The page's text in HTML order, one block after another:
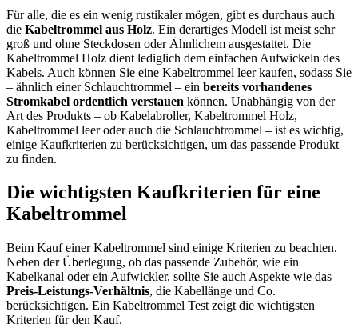
Für alle, die es ein wenig rustikaler mögen, gibt es durchaus auch
die Kabeltrommel aus Holz. Ein derartiges Modell ist meist sehr
groß und ohne Steckdosen oder Ähnlichem ausgestattet. Die
Kabeltrommel Holz dient lediglich dem einfachen Aufwickeln des
Kabels. Auch können Sie eine Kabeltrommel leer kaufen, sodass Sie
– ähnlich einer Schlauchtrommel – ein bereits vorhandenes
Stromkabel ordentlich verstauen können. Unabhängig von der
Art des Produkts – ob Kabelabroller, Kabeltrommel Holz,
Kabeltrommel leer oder auch die Schlauchtrommel – ist es wichtig,
einige Kaufkriterien zu berücksichtigen, um das passende Produkt
zu finden.
Die wichtigsten Kaufkriterien für eine
Kabeltrommel
Beim Kauf einer Kabeltrommel sind einige Kriterien zu beachten.
Neben der Überlegung, ob das passende Zubehör, wie ein
Kabelkanal oder ein Aufwickler, sollte Sie auch Aspekte wie das
Preis-Leistungs-Verhältnis, die Kabellänge und Co.
berücksichtigen. Ein Kabeltrommel Test zeigt die wichtigsten
Kriterien für den Kauf.